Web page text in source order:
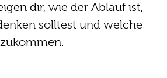
dir, wie der Ablauf ist,
solltest und welche